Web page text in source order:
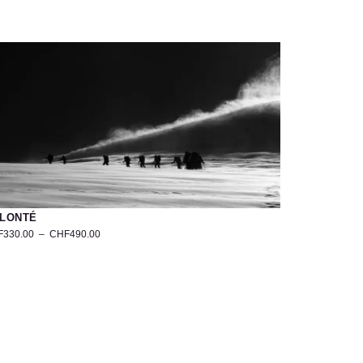
330.00 – CHF490.00